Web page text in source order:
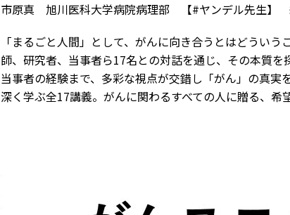
市原真 旭川医科大学病院病理部 【#ヤンデル先生】
「まるごと人間」として、がんに向き合うとはどうい
師、研究者、当事者ら17名との対話を通じ、その本質を
当事者の経験まで、多彩な視点が交錯し「がん」の真
深く学ぶ全17講義。がんに関わるすべての人に贈る、希